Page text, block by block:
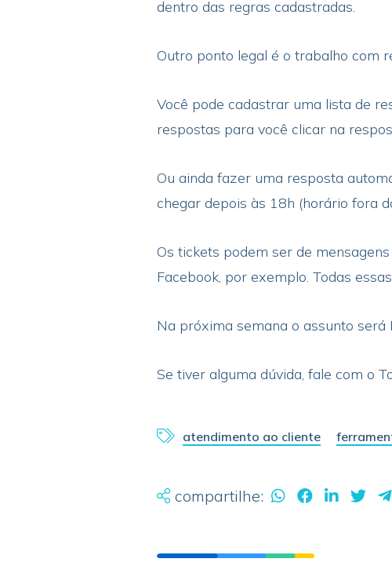
dentro das regras cadastradas.
Outro ponto legal é o trabalho com
Você pode cadastrar uma lista de
respostas para você clicar na
Ou ainda fazer uma resposta
chegar depois às 18h (horário fora
Os tickets podem ser de
Facebook, por exemplo. Todas
Na próxima semana o assunto será
Se tiver alguma dúvida, fale com o
atendimento ao cliente
compartilhe: